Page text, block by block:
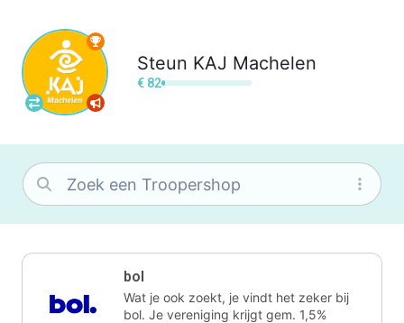
Steun KAJ Machelen
€ 82
bol
Wat je ook zoekt, je vindt het zeker bij
bol. Je vereniging krijgt gem. 1,5%